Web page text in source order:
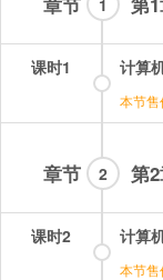
课时1
本节
章节 第
2
课时2
本节